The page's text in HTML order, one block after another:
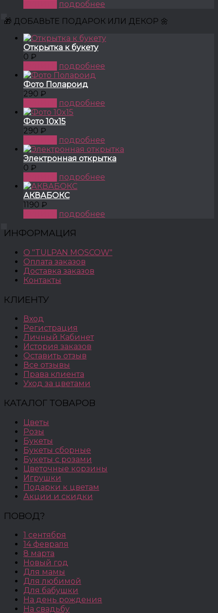
подробнее
🎁 ДОБАВЬТЕ ПОДАРОК ИЛИ ДЕКОР 🌼
Открытка к букету
0 ₽
подробнее
Фото Полароид
290 ₽
подробнее
Фото 10x15
290 ₽
подробнее
Электронная открытка
0 ₽
подробнее
АКВАБОКС
1190 ₽
подробнее
ИНФОРМАЦИЯ
О "TULPAN MOSCOW"
Оплата заказов
Доставка заказов
Контакты
КЛИЕНТУ
Вход
Регистрация
Личный Кабинет
История заказов
Оставить отзыв
Все отзывы
Права клиента
Уход за цветами
КАТАЛОГ ТОВАРОВ
Цветы
Розы
Букеты
Букеты сборные
Букеты с розами
Цветочные корзины
Игрушки
Подарки к цветам
Акции и скидки
ПОВОД?
1 сентября
14 февраля
8 марта
Новый год
Для мамы
Для любимой
Для бабушки
На день рождения
На свадьбу